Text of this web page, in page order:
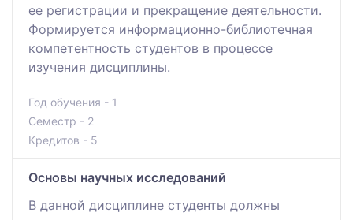
ее регистрации и прекращение деятельности.
Формируется информационно-библиотечная
компетентность студентов в процессе
изучения дисциплины.
Год обучения - 1
Семестр - 2
Кредитов - 5
Основы научных исследований
В данной дисциплине студенты должны